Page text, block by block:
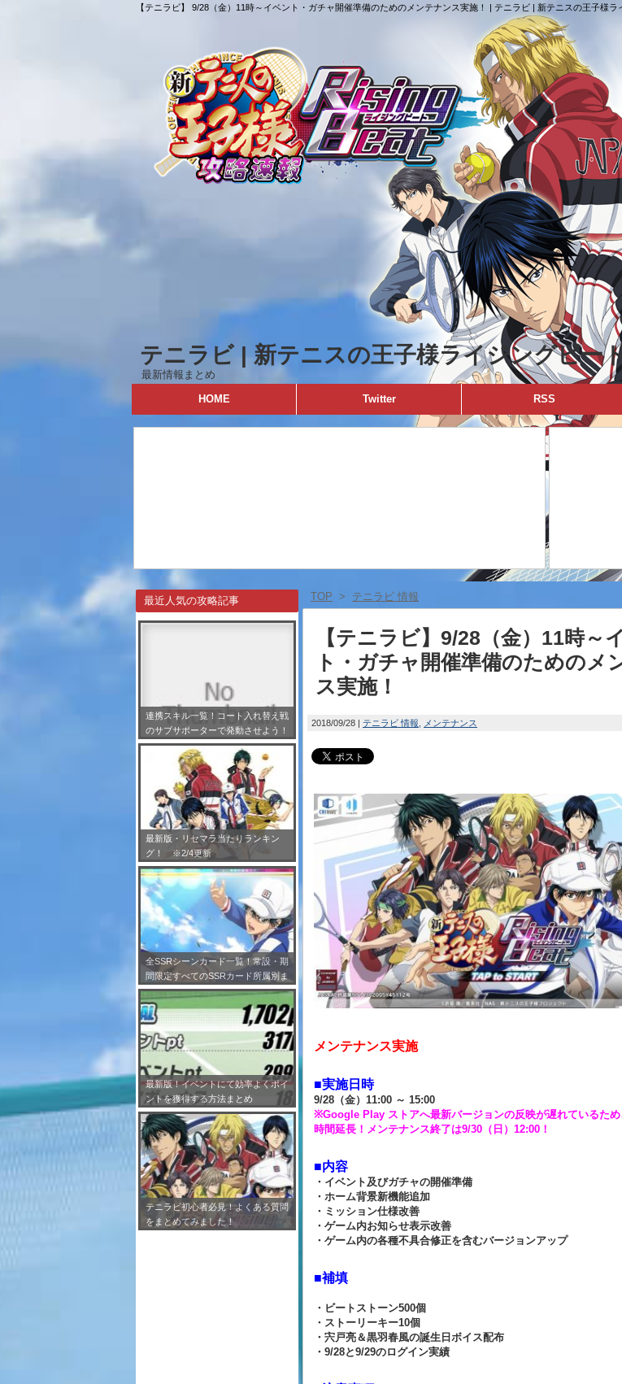
【テニラビ】 9/28（金）11時～イベント・ガチャ開催準備のためのメンテナンス実施！ | テニラビ | 新テニスの王子様ラ
テニラビ | 新テニスの王子様ライジングビー
最新情報まとめ
HOME
Twitter RSS
最近人気の攻略記事
連携スキル一覧！コート入れ替え戦
のサブサポーターで発動させよう！
※7/24更新
最新版・リセマラ当たりランキン
グ！ ※2/4更新
全SSRシーンカード一覧！常設・期
間限定すべてのSSRカード所属別ま
とめ！※2/4更新
最新版！イベントにて効率よくポイ
ントを獲得する方法まとめ
テニラビ初心者必見！よくある質問
をまとめてみました！
TOP > テニラビ 情報
【テニラビ】9/28（金）11時～
ト・ガチャ開催準備のためのメ
ス実施！
2018/09/28 テニラビ 情報 メンテナンス
メンテナンス実施
■実施日時
9/28（金）11:00 ～ 15:00
※Google Play ストアへ最新バージョンの反映が遅れているため
時間延長！メンテナンス終了は9/30（日）12:00！
■内容
・イベント及びガチャの開催準備
・ホーム背景新機能追加
・ミッション仕様改善
・ゲーム内お知らせ表示改善
・ゲーム内の各種不具合修正を含むバージョンアップ
■補填
・ビートストーン500個
・ストーリーキー10個
・宍戸亮＆黒羽春風の誕生日ボイス配布
・9/28と9/29のログイン実績